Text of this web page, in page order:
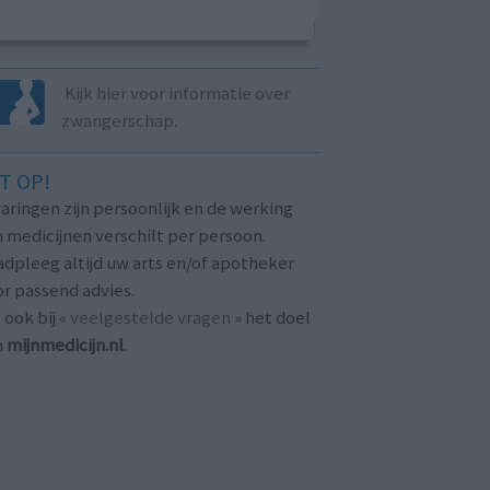
Kijk hier voor informatie over
zwangerschap.
OP!
zijn persoonlijk en de werking
medicijnen verschilt per persoon.
altijd uw arts en/of apotheker
passend advies.
bij « veelgestelde vragen » het doel
mijnmedicijn.nl.